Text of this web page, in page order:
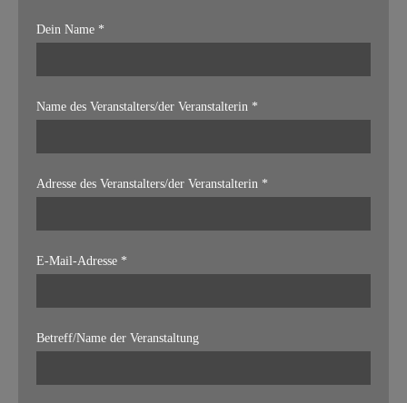
Dein Name *
Name des Veranstalters/der Veranstalterin *
Adresse des Veranstalters/der Veranstalterin *
E-Mail-Adresse *
Betreff/Name der Veranstaltung